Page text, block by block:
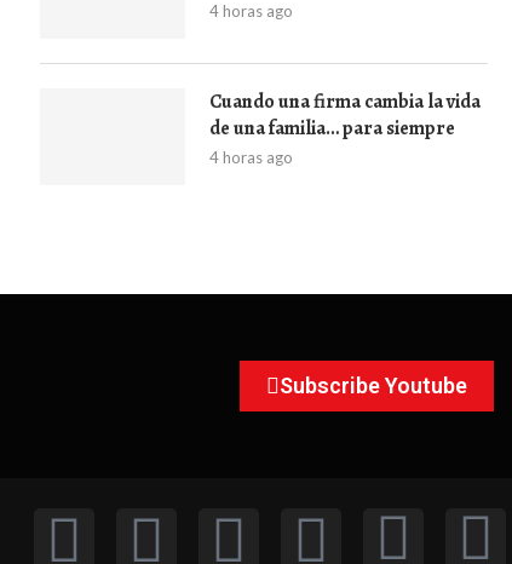
4 horas ago
Cuando una firma cambia la vida
de una familia… para siempre
4 horas ago
Subscribe Youtube